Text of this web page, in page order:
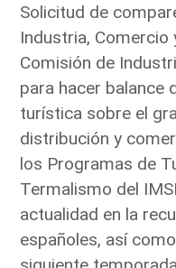
Solicitud de
Industria, Comercio
Comisión de
para hacer balance
turística sobre el
distribución y
los Programas de
Termalismo del
actualidad en la
españoles, así